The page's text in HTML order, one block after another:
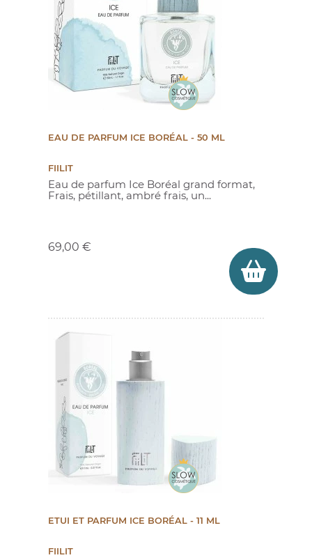
EAU DE PARFUM ICE BORÉAL - 50 ML
FIILIT
Eau de parfum Ice Boréal grand format,
Frais, pétillant, ambré frais, un...
69,00 €
ETUI ET PARFUM ICE BORÉAL - 11 ML
FIILIT